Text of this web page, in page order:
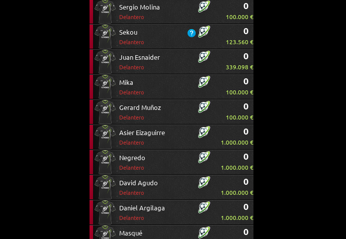
Sergio Molina
Delantero
0
100.000 €
Sekou
Delantero
0
123.560 €
Juan Esnaider
Delantero
0
339.098 €
Mika
Delantero
0
100.000 €
Gerard Muñoz
Delantero
0
100.000 €
Asier Eizaguirre
Delantero
0
1.000.000 €
Negredo
Delantero
0
1.000.000 €
David Agudo
Delantero
0
1.000.000 €
Daniel Argilaga
Delantero
0
1.000.000 €
Masqué 0